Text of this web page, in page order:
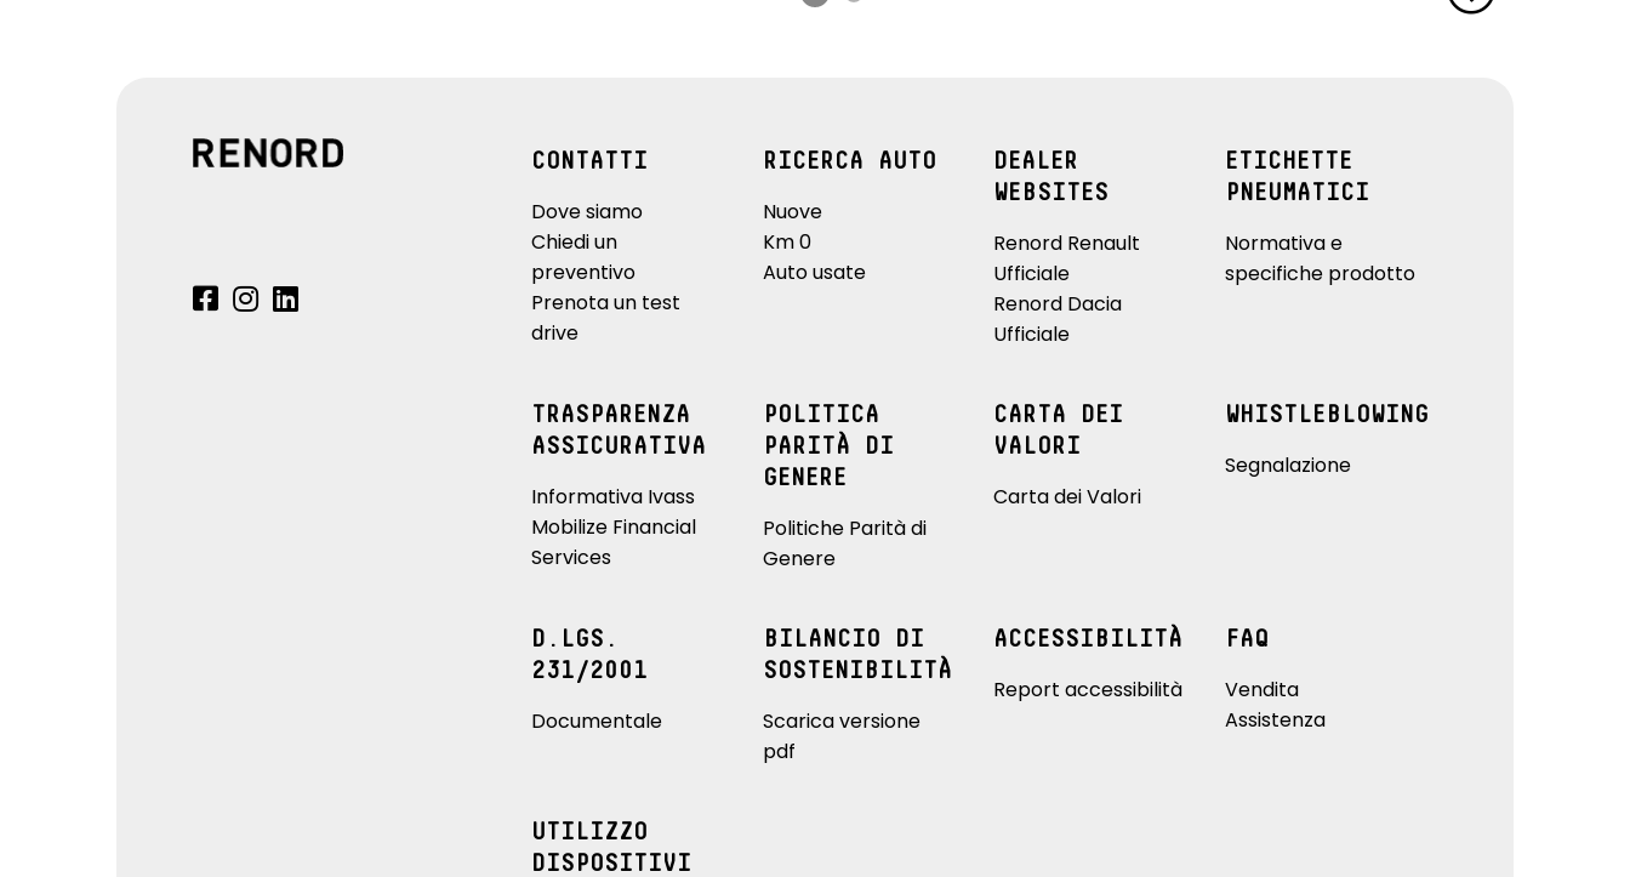
CONTATTI
Dove siamo
Chiedi un
preventivo
Prenota un test
drive
RICERCA AUTO
Nuove
Km 0
Auto usate
DEALER
WEBSITES
Renord Renault
Ufficiale
Renord Dacia
Ufficiale
ETICHETTE
PNEUMATICI
Normativa e
specifiche prodotto
TRASPARENZA
ASSICURATIVA
Informativa Ivass
Mobilize Financial
Services
POLITICA
PARITÀ DI
GENERE
Politiche Parità di
Genere
CARTA DEI
VALORI
Carta dei Valori
WHISTLEBLOWING
Segnalazione
D.LGS.
231/2001
Documentale
BILANCIO DI
SOSTENIBILITÀ
Scarica versione
pdf
ACCESSIBILITÀ
Report accessibilità
FAQ
Vendita
Assistenza
UTILIZZO
DISPOSITIVI